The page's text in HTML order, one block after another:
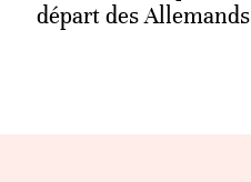
départ des Allemands